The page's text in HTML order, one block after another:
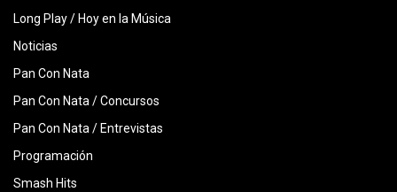
Long Play / Hoy en la Música
Noticias
Pan Con Nata
Pan Con Nata / Concursos
Pan Con Nata / Entrevistas
Programación
Smash Hits